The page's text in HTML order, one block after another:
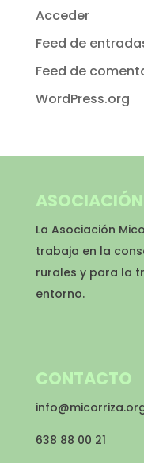
Acceder
Feed de
Feed de
WordPress.org
La Asociación
trabaja en la
rurales y para la
entorno.
CONTACTO
638 88 00 21